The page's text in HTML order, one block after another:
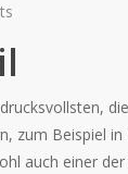
zum Beispiel
auch einer